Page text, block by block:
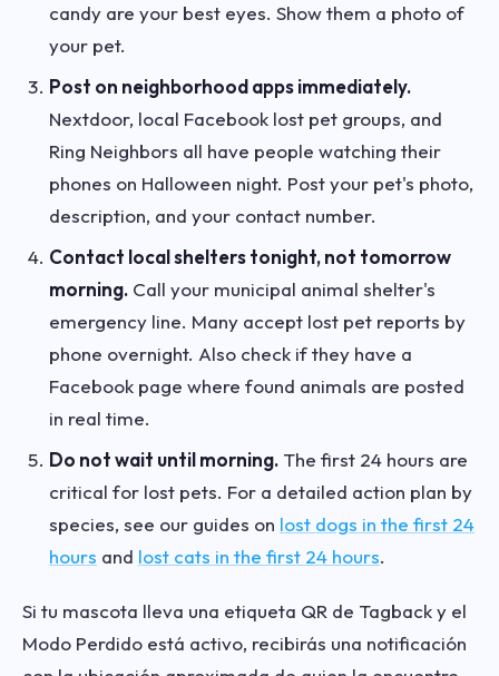
candy are your best eyes. Show them a photo of
your pet.
Post on neighborhood apps immediately.
Nextdoor, local Facebook lost pet groups, and
Ring Neighbors all have people watching their
phones on Halloween night. Post your pet's photo,
description, and your contact number.
Contact local shelters tonight, not tomorrow
morning. Call your municipal animal shelter's
emergency line. Many accept lost pet reports by
phone overnight. Also check if they have a
Facebook page where found animals are posted
in real time.
Do not wait until morning. The first 24 hours are
critical for lost pets. For a detailed action plan by
species, see our guides on lost dogs in the first 24
hours and lost cats in the first 24 hours.
Si tu mascota lleva una etiqueta QR de Tagback y el
Modo Perdido está activo, recibirás una notificación